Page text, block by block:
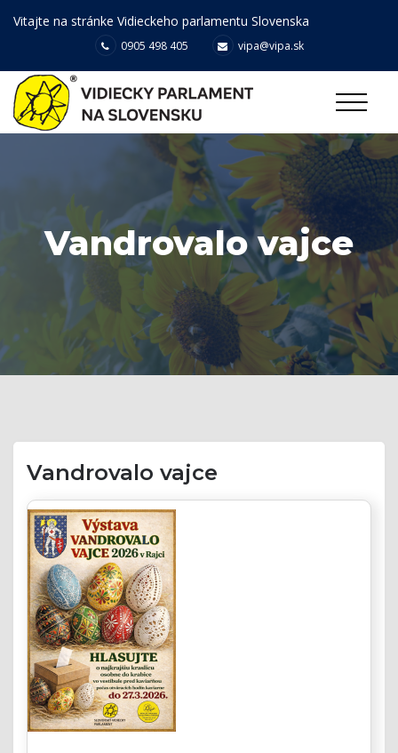
Vitajte na stránke Vidieckeho parlamentu Slovenska
0905 498 405 vipa@vipa.sk
Vandrovalo vajce
Vandrovalo vajce